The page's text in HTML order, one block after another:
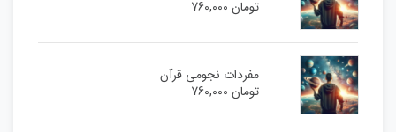
تومان760,000
مفردات نجومی قرآن
تومان760,000